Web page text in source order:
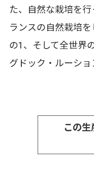
た、自然な栽培を
ランスの自然栽培
の1、そして全世界
グドック・ルーショ
この